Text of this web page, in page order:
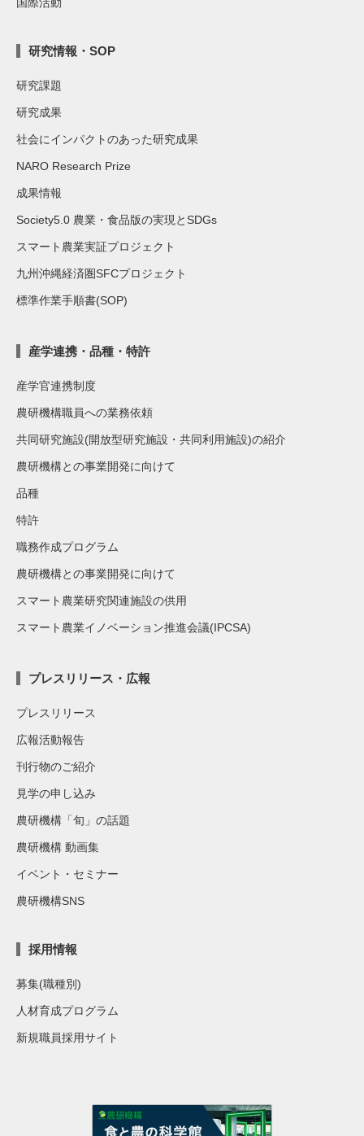
研究情報・SOP
研究課題
研究成果
社会にインパクトのあった研究成果
NARO Research Prize
成果情報
Society5.0 農業・食品版の実現とSDGs
スマート農業実証プロジェクト
九州沖縄経済圏SFCプロジェクト
標準作業手順書(SOP)
産学連携・品種・特許
産学官連携制度
農研機構職員への業務依頼
共同研究施設(開放型研究施設・共同利用施設)の紹介
農研機構との事業開発に向けて
品種
特許
職務作成プログラム
農研機構との事業開発に向けて
スマート農業研究関連施設の供用
スマート農業イノベーション推進会議(IPCSA)
プレスリリース・広報
プレスリリース
広報活動報告
刊行物のご紹介
見学の申し込み
農研機構「旬」の話題
農研機構 動画集
イベント・セミナー
農研機構SNS
採用情報
募集(職種別)
人材育成プログラム
新規職員採用サイト